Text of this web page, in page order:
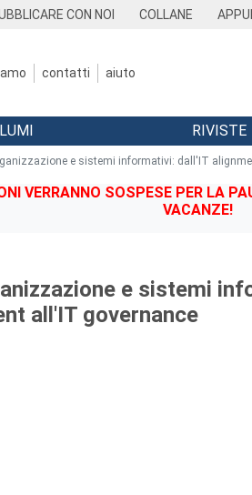
CON NOI COLLANE
contatti aiuto
RIVISTE
e sistemi informativi: dall'IT
VERRANNO SOSPESE PER LA
VACANZE!
e sistemi
all'IT governance